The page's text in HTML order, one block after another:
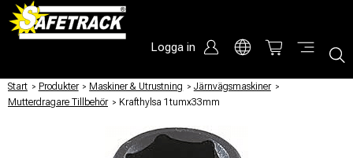
Logga in
Start / Produkter / Maskiner & Utrustning / Järnvägsmaskiner /
Mutterdragare Tillbehör / Krafthylsa 1tumx33mm